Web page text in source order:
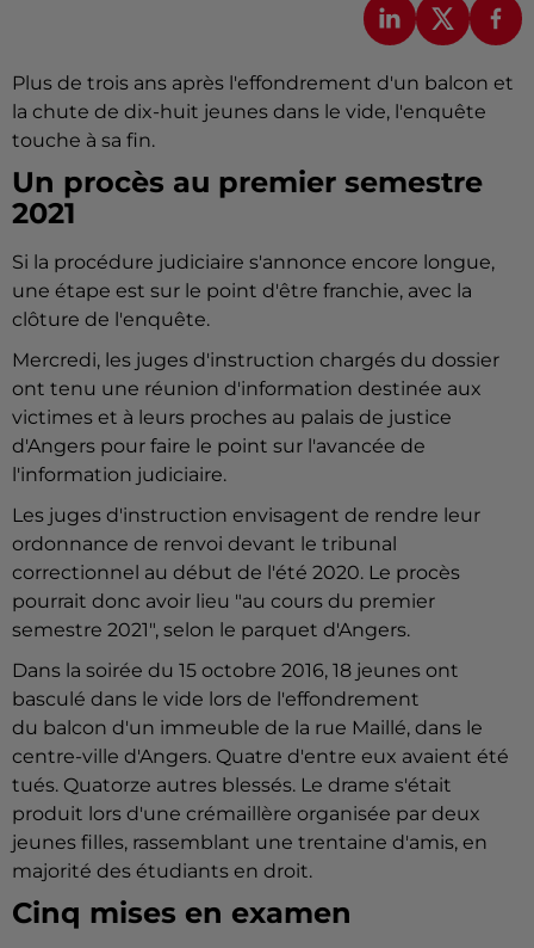
Plus de trois ans après l'effondrement d'un balcon et
la chute de dix-huit jeunes dans le vide, l'enquête
touche à sa fin.
Un procès au premier semestre
2021
Si la procédure judiciaire s'annonce encore longue,
une étape est sur le point d'être franchie, avec la
clôture de l'enquête.
Mercredi, les juges d'instruction chargés du dossier
ont tenu une réunion d'information destinée aux
victimes et à leurs proches au palais de justice
d'Angers pour faire le point sur l'avancée de
l'information judiciaire.
Les juges d'instruction envisagent de rendre leur
ordonnance de renvoi devant le tribunal
correctionnel au début de l'été 2020. Le procès
pourrait donc avoir lieu "au cours du premier
semestre 2021", selon le parquet d'Angers.
Dans la soirée du 15 octobre 2016, 18 jeunes ont
basculé dans le vide lors de l'effondrement
du balcon d'un immeuble de la rue Maillé, dans le
centre-ville d'Angers. Quatre d'entre eux avaient été
tués. Quatorze autres blessés. Le drame s'était
produit lors d'une crémaillère organisée par deux
jeunes filles, rassemblant une trentaine d'amis, en
majorité des étudiants en droit.
Cinq mises en examen